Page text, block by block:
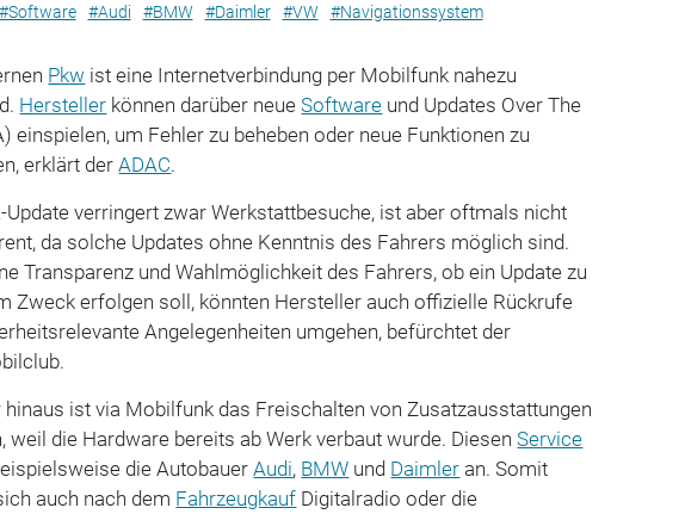
#Software #Audi #BMW #Daimler #VW #Navigationssystem
Pkw ist eine Internetverbindung per Mobilfunk nahezu
Hersteller können darüber neueSoftware und Updates Over The
einspielen, um Fehler zu beheben oder neue Funktionen zu
erklärt derADAC.
Update verringert zwar Werkstattbesuche, ist aber oftmals nicht
da solche Updates ohne Kenntnis des Fahrers möglich sind.
Transparenz und Wahlmöglichkeit des Fahrers, ob ein Update zu
Zweck erfolgen soll, könnten Hersteller auch offizielle Rückrufe
Angelegenheiten umgehen, befürchtet der
hinaus ist via Mobilfunk das Freischalten von Zusatzausstattungen
weil die Hardware bereits ab Werk verbaut wurde. DiesenService
die AutobauerAudi, BMW und Daimler an. Somit
auch nach dem Fahrzeugkauf Digitalradio oder die